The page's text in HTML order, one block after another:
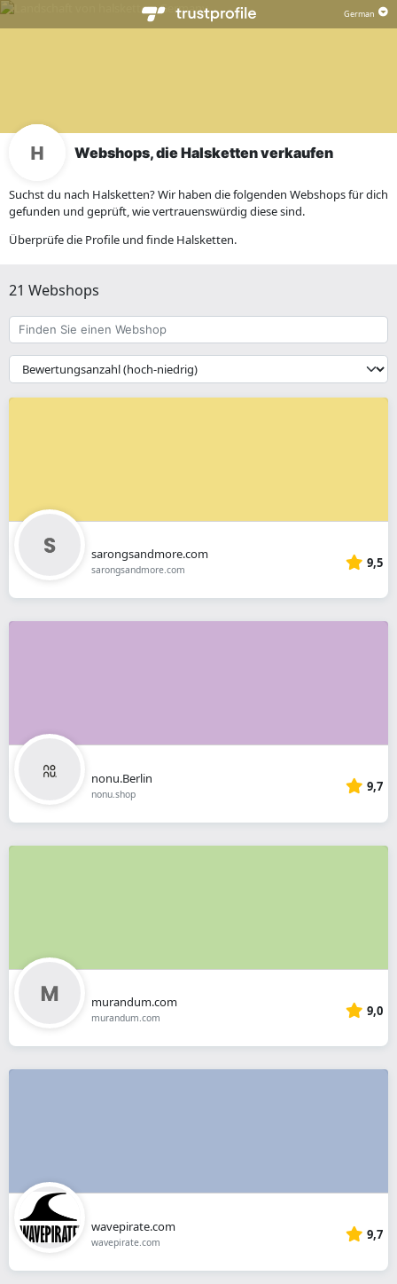
Webshops, die Halsketten verkaufen
Suchst du nach Halsketten? Wir haben die folgenden Webshops für dich
gefunden und geprüft, wie vertrauenswürdig diese sind.
Überprüfe die Profile und finde Halsketten.
21 Webshops
Finden
Sie
einen
Webshop
{{
__('Sort')
}}
sarongsandmore.com
sarongsandmore.com 9,5
nonu.Berlin
nonu.shop 9,7
murandum.com
murandum.com 9,0
wavepirate.com
wavepirate.com 9,7